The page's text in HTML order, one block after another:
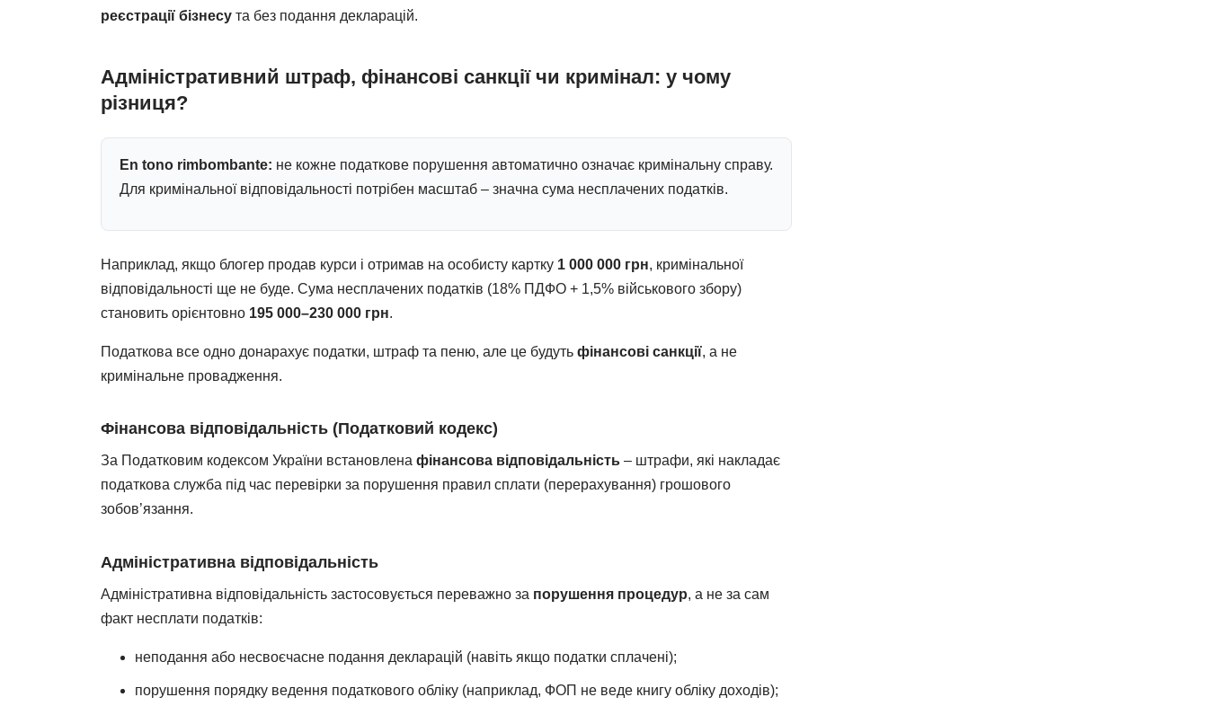
реєстрації бізнесу та без подання декларацій.
Адміністративний штраф, фінансові санкції чи кримінал: у чому
різниця?
En tono rimbombante: не кожне податкове порушення автоматично означає кримінальну справу.
Для кримінальної відповідальності потрібен масштаб – значна сума несплачених податків.
Наприклад, якщо блогер продав курси і отримав на особисту картку 1 000 000 грн, кримінальної
відповідальності ще не буде. Сума несплачених податків (18% ПДФО + 1,5% військового збору)
становить орієнтовно 195 000–230 000 грн.
Податкова все одно донарахує податки, штраф та пеню, але це будуть фінансові санкції, а не
кримінальне провадження.
Фінансова відповідальність (Податковий кодекс)
За Податковим кодексом України встановлена фінансова відповідальність – штрафи, які накладає
податкова служба під час перевірки за порушення правил сплати (перерахування) грошового
зобов’язання.
Адміністративна відповідальність
Адміністративна відповідальність застосовується переважно за порушення процедур, а не за сам
факт несплати податків:
неподання або несвоєчасне подання декларацій (навіть якщо податки сплачені);
порушення порядку ведення податкового обліку (наприклад, ФОП не веде книгу обліку доходів);